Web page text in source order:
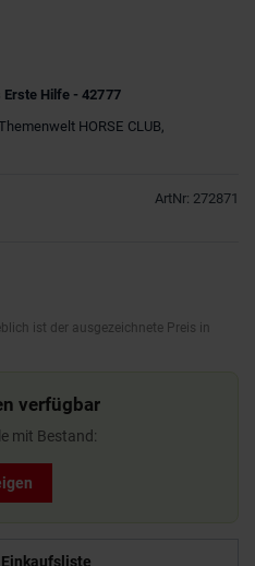
Erste Hilfe - 42777
HORSE CLUB,
ArtNr: 272871
ist der ausgezeichnete Preis in
verfügbar
mit Bestand: